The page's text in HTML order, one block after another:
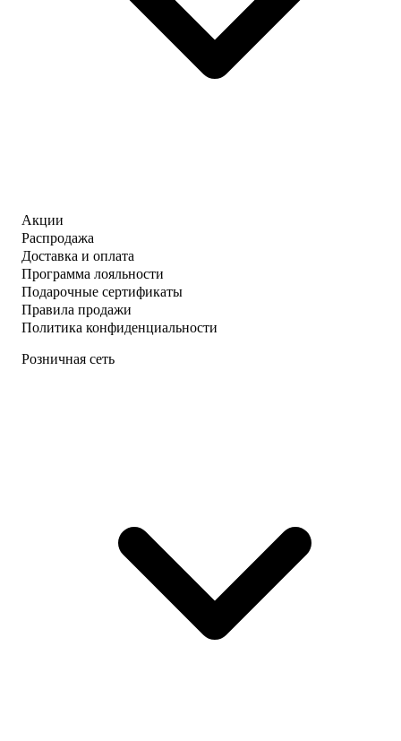
Акции
Распродажа
Доставка и оплата
Программа лояльности
Подарочные сертификаты
Правила продажи
Политика конфиденциальности
Розничная сеть